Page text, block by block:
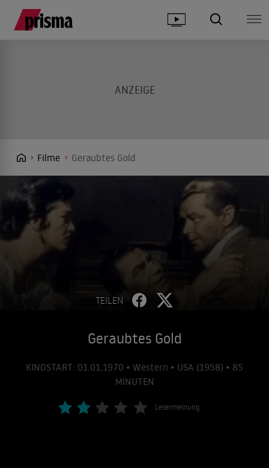
Filme Geraubtes Gold
TEILEN
Geraubtes Gold
KINOSTART: 01.01.1970 • Western • USA (1958) • 85
MINUTEN
Lesermeinung